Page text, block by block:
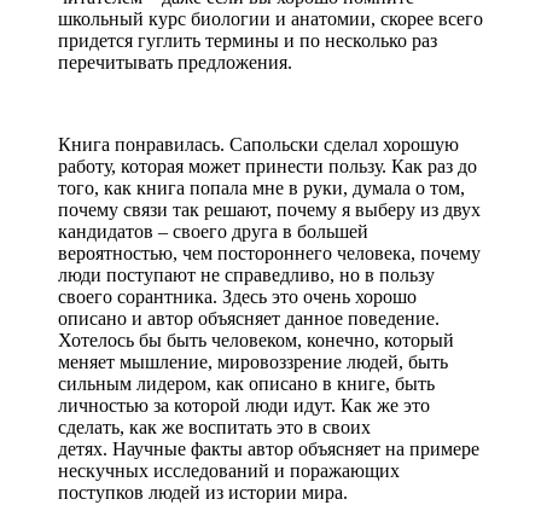
школьный курс биологии и анатомии, скорее всего
придется гуглить термины и по несколько раз
перечитывать предложения.
Книга понравилась. Сапольски сделал хорошую
работу, которая может принести пользу. Как раз до
того, как книга попала мне в руки, думала о том,
почему связи так решают, почему я выберу из двух
кандидатов – своего друга в большей
вероятностью, чем постороннего человека, почему
люди поступают не справедливо, но в пользу
своего сорантника. Здесь это очень хорошо
описано и автор объясняет данное поведение.
Хотелось бы быть человеком, конечно, который
меняет мышление, мировоззрение людей, быть
сильным лидером, как описано в книге, быть
личностью за которой люди идут. Как же это
сделать, как же воспитать это в своих
детях. Научные факты автор объясняет на примере
нескучных исследований и поражающих
поступков людей из истории мира.